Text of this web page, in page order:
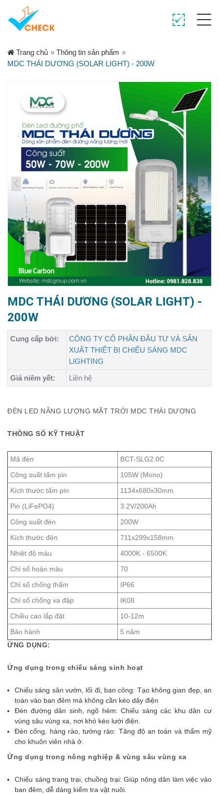
Trang chủ » Thông tin sản phẩm »
MDC THÁI DƯƠNG (SOLAR LIGHT) - 200W
MDC THÁI DƯƠNG (SOLAR LIGHT) -
200W
Cung cấp bởi:
CÔNG TY CỔ PHẦN ĐẦU TƯ VÀ SẢN
XUẤT THIẾT BỊ CHIẾU SÁNG MDC
LIGHTING
Giá niêm yết:
Liên hệ
ĐÈN LED NĂNG LƯỢNG MẶT TRỜI MDC THÁI DƯƠNG
THÔNG SỐ KỸ THUẬT
Mã đèn
BCT-SLG2.0C
Công suất tấm pin
105W (Mono)
Kích thước tấm pin
1134x680x30mm
Pin (LiFePO4)
3.2V/200Ah
Công suất đèn
200W
Kích thước đèn
711x299x158mm
Nhiệt độ màu
4000K - 6500K
Chỉ số hoàn màu
70
Chỉ số chống thấm
IP66
Chỉ số chống va đập
IK08
Chiều cao lắp đặt
10-12m
Bảo hành
5 năm
ỨNG DỤNG:
Ứng dụng trong chiếu sáng sinh hoạt
Chiếu sáng sân vườn, lối đi, ban công: Tạo không gian đẹp, an
toàn vào ban đêm mà không cần kéo dây điện
Đèn đường dân sinh, ngõ hẻm: Chiếu sáng các khu dân cư
vùng sâu vùng xa, nơi khó kéo lưới điện.
Đèn cổng, hàng rào, tường rào: Tăng độ an toàn và thẩm mỹ
cho khuôn viên nhà ở.
Ứng dụng trong nông nghiệp & vùng sâu vùng xa
Chiếu sáng trang trại, chuồng trại: Giúp nông dân làm việc vào
ban đêm, dễ dàng kiểm tra vật nuôi.